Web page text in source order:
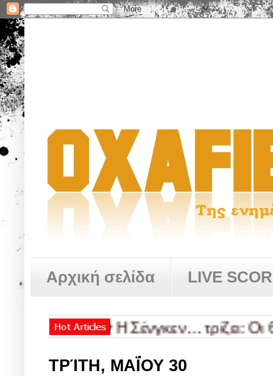
Αρχική σελίδα LIVE
✿ Η Σένγκεν… τρίζει: Οι
ΤΡΊΤΗ, ΜΑΪ́ΟΥ 30